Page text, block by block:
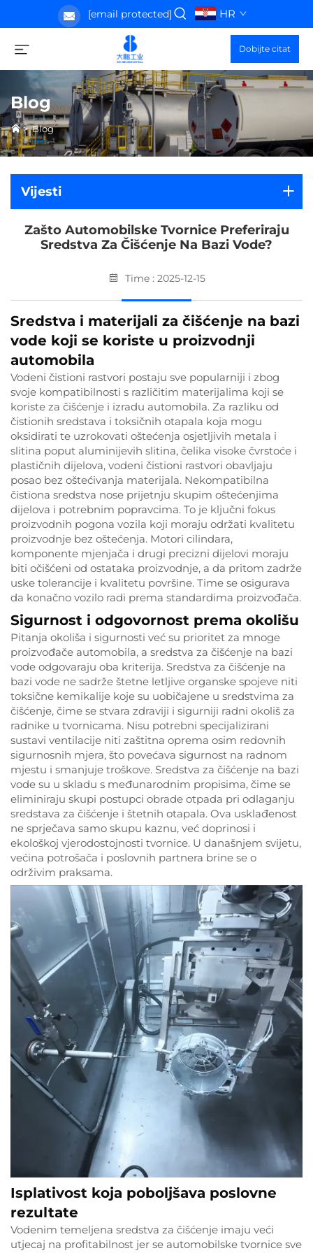
[email protected] HR
Dobijte citat
Blog
>Blog
Vijesti
Zašto Automobilske Tvornice Preferiraju
Sredstva Za Čišćenje Na Bazi Vode?
Time : 2025-12-15
Sredstva i materijali za čišćenje na bazi
vode koji se koriste u proizvodnji
automobila
Vodeni čistioni rastvori postaju sve popularniji i zbog
svoje kompatibilnosti s različitim materijalima koji se
koriste za čišćenje i izradu automobila. Za razliku od
čistionih sredstava i toksičnih otapala koja mogu
oksidirati te uzrokovati oštećenja osjetljivih metala i
slitina poput aluminijevih slitina, čelika visoke čvrstoće i
plastičnih dijelova, vodeni čistioni rastvori obavljaju
posao bez oštećivanja materijala. Nekompatibilna
čistiona sredstva nose prijetnju skupim oštećenjima
dijelova i potrebnim popravcima. To je ključni fokus
proizvodnih pogona vozila koji moraju održati kvalitetu
proizvodnje bez oštećenja. Motori cilindara,
komponente mjenjača i drugi precizni dijelovi moraju
biti očišćeni od ostataka proizvodnje, a da pritom zadrže
uske tolerancije i kvalitetu površine. Time se osigurava
da konačno vozilo radi prema standardima proizvođača.
Sigurnost i odgovornost prema okolišu
Pitanja okoliša i sigurnosti već su prioritet za mnoge
proizvođače automobila, a sredstva za čišćenje na bazi
vode odgovaraju oba kriterija. Sredstva za čišćenje na
bazi vode ne sadrže štetne letljive organske spojeve niti
toksične kemikalije koje su uobičajene u sredstvima za
čišćenje, čime se stvara zdraviji i sigurniji radni okoliš za
radnike u tvornicama. Nisu potrebni specijalizirani
sustavi ventilacije niti zaštitna oprema osim redovnih
sigurnosnih mjera, što povećava sigurnost na radnom
mjestu i smanjuje troškove. Sredstva za čišćenje na bazi
vode su u skladu s međunarodnim propisima, čime se
eliminiraju skupi postupci obrade otpada pri odlaganju
sredstava za čišćenje i štetnih otapala. Ova usklađenost
ne sprječava samo skupu kaznu, već doprinosi i
ekološkoj vjerodostojnosti tvornice. U današnjem svijetu,
većina potrošača i poslovnih partnera brine se o
održivim praksama.
Isplativost koja poboljšava poslovne
rezultate
Vodenim temeljena sredstva za čišćenje imaju veći
utjecaj na profitabilnost jer se automobilske tvornice sve